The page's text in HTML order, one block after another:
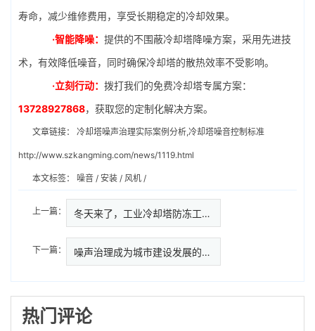
寿命，减少维修费用，享受长期稳定的冷却效果。
·智能降噪： 提供的不围蔽冷却塔降噪方案，采用先进技
术，有效降低噪音，同时确保冷却塔的散热效率不受影响。
·立刻行动： 拨打我们的免费冷却塔专属方案：
13728927868，获取您的定制化解决方案。
文章链接： 冷却塔噪声治理实际案例分析,冷却塔噪音控制标准
http://www.szkangming.com/news/1119.html
本文标签： 噪音 / 安装 / 风机 /
上一篇： 冬天来了，工业冷却塔防冻工作做好…
下一篇： 噪声治理成为城市建设发展的重点
热门评论